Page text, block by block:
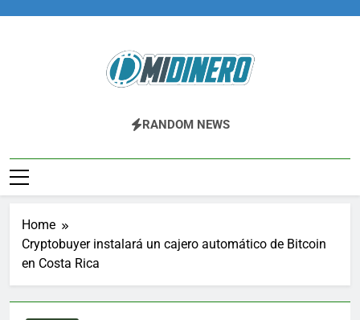
Midinero.co
Fintech, Criptomonedas
RANDOM NEWS
Home
Cryptobuyer instalará un cajero automático de Bitcoin
en Costa Rica